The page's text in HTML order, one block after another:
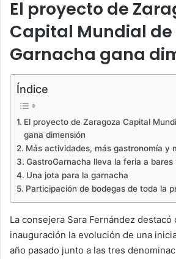
El proyecto de
Capital Mundial de
Garnacha gana
Índice
El proyecto de Zaragoza Capital
gana dimensión
Más actividades, más gastronomía y
GastroGarnacha lleva la feria a
Una jota para la garnacha
Participación de bodegas de toda la
La consejera Sara Fernández destacó
inauguración la evolución de una
año pasado junto a las tres